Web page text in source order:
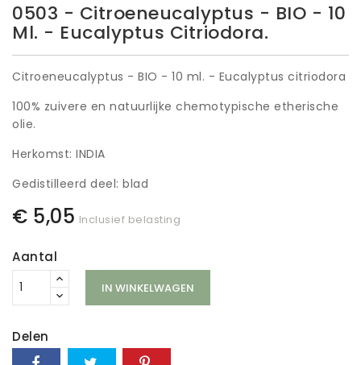
0503 - Citroeneucalyptus - BIO - 10
Ml. - Eucalyptus Citriodora.
Citroeneucalyptus - BIO - 10 ml. - Eucalyptus citriodora
100% zuivere en natuurlijke chemotypische etherische
olie.
Herkomst: INDIA
Gedistilleerd deel: blad
€ 5,05 Inclusief belasting
Aantal
IN WINKELWAGEN
Delen